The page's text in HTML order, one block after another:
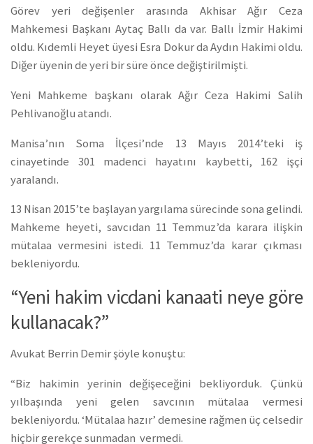
Görev yeri değişenler arasında Akhisar Ağır Ceza
Mahkemesi Başkanı Aytaç Ballı da var. Ballı İzmir Hakimi
oldu. Kıdemli Heyet üyesi Esra Dokur da Aydın Hakimi oldu.
Diğer üyenin de yeri bir süre önce değiştirilmişti.
Yeni Mahkeme başkanı olarak Ağır Ceza Hakimi Salih
Pehlivanoğlu atandı.
Manisa’nın Soma İlçesi’nde 13 Mayıs 2014’teki iş
cinayetinde 301 madenci hayatını kaybetti, 162 işçi
yaralandı.
13 Nisan 2015’te başlayan yargılama sürecinde sona gelindi.
Mahkeme heyeti, savcıdan 11 Temmuz’da karara ilişkin
mütalaa vermesini istedi. 11 Temmuz’da karar çıkması
bekleniyordu.
“Yeni hakim vicdani kanaati neye göre
kullanacak?”
Avukat Berrin Demir şöyle konuştu:
“Biz hakimin yerinin değişeceğini bekliyorduk. Çünkü
yılbaşında yeni gelen savcının mütalaa vermesi
bekleniyordu. ‘Mütalaa hazır’ demesine rağmen üç celsedir
hiçbir gerekçe sunmadan vermedi.